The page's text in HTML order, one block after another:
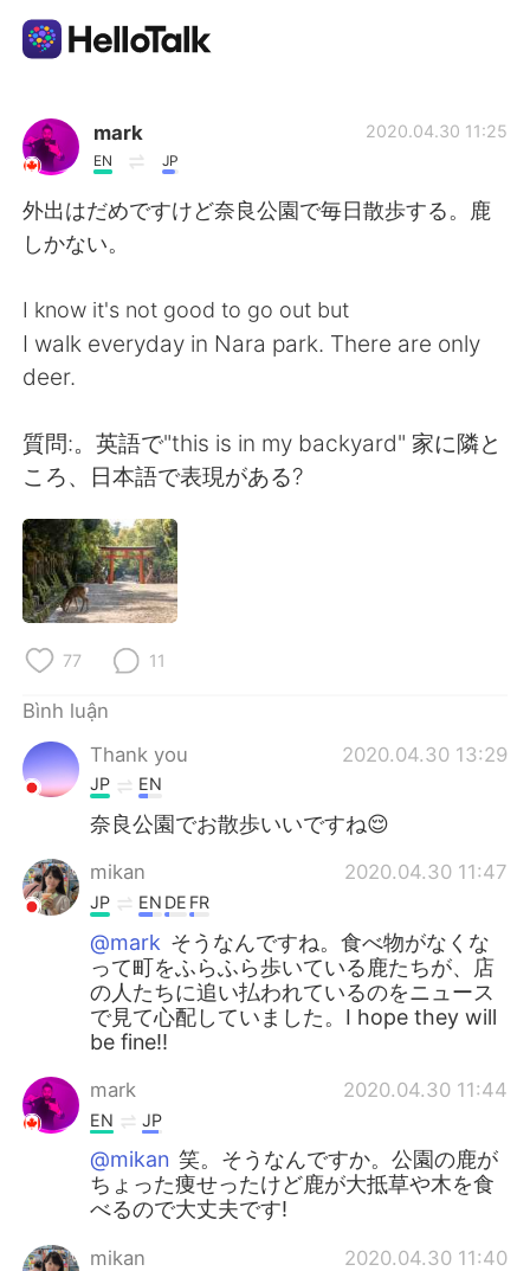
Ứng dụng trao đổi ngôn ngữ
AI Grammar Checker
Tiếng Việt
English 简体中文
العربية Français
Deutsch
한국어
ไทย
Italiano
Português
mark
EN JP
2020.04.30 11:25
外出はだめですけど奈良公園で毎日散歩する。鹿
しかない。
I know it's not good to go out but
I walk everyday in Nara park. There are only
deer.
質問:。英語で"this is in my backyard" 家に隣と
ころ、日本語で表現がある?
77 11
Bình luận
Thank you
2020.04.30 13:29
JP EN
奈良公園でお散歩いいですね😌
mikan 2020.04.30 11:47
JP EN DE FR
@mark そうなんですね。食べ物がなくな
って町をふらふら歩いている鹿たちが、店
の人たちに追い払われているのをニュース
で見て心配していました。I hope they will
be fine!!
mark 2020.04.30 11:44
EN JP
@mikan 笑。そうなんですか。公園の鹿が
ちょった痩せったけど鹿が大抵草や木を食
べるので大丈夫です!
mikan 2020.04.30 11:40